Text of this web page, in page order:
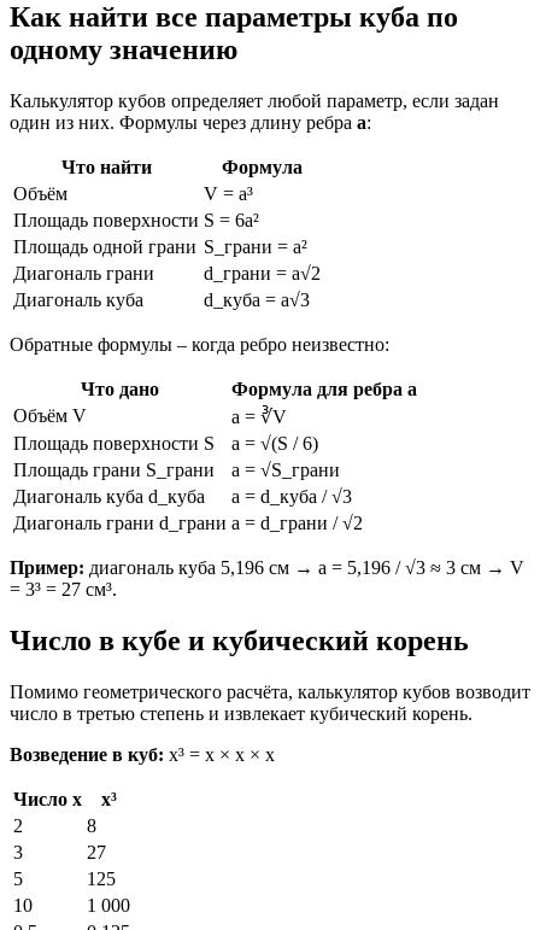
Как найти все параметры куба по
одному значению
Калькулятор кубов определяет любой параметр, если задан
один из них. Формулы через длину ребра a:
Что найти
Формула
Объём
V = a³
Площадь поверхности S = 6a²
Площадь одной грани S_грани = a²
Диагональ грани
d_грани = a√2
Диагональ куба
d_куба = a√3
Обратные формулы – когда ребро неизвестно:
Что дано
Формула для ребра a
Объём V
a = ∛V
Площадь поверхности S
a = √(S / 6)
Площадь грани S_грани
a = √S_грани
Диагональ куба d_куба
a = d_куба / √3
Диагональ грани d_грани a = d_грани / √2
Пример: диагональ куба 5,196 см → a = 5,196 / √3 ≈ 3 см → V
= 3³ = 27 см³.
Число в кубе и кубический корень
Помимо геометрического расчёта, калькулятор кубов возводит
число в третью степень и извлекает кубический корень.
Возведение в куб: x³ = x × x × x
Число x
x³
2
8
3
27
5
125
10
1 000